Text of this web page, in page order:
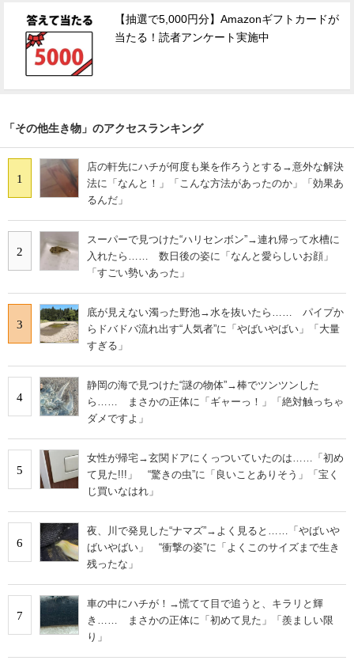
【抽選で5,000円分】Amazonギフトカードが
当たる！読者アンケート実施中
「その他生き物」のアクセスランキング
1
店の軒先にハチが何度も巣を作ろうとする→意外な解決
法に「なんと！」「こんな方法があったのか」「効果あ
るんだ」
2
スーパーで見つけた“ハリセンボン”→連れ帰って水槽に
入れたら…… 数日後の姿に「なんと愛らしいお顔」
「すごい勢いあった」
3
底が見えない濁った野池→水を抜いたら…… パイプか
らドバドバ流れ出す“人気者”に「やばいやばい」「大量
すぎる」
4
静岡の海で見つけた“謎の物体”→棒でツンツンした
ら…… まさかの正体に「ギャーっ！」「絶対触っちゃ
ダメですよ」
5
女性が帰宅→玄関ドアにくっついていたのは……「初め
て見た!!!」 “驚きの虫”に「良いことありそう」「宝く
じ買いなはれ」
6
夜、川で発見した“ナマズ”→よく見ると……「やばいや
ばいやばい」 “衝撃の姿”に「よくこのサイズまで生き
残ったな」
7
車の中にハチが！→慌てて目で追うと、キラリと輝
き…… まさかの正体に「初めて見た」「羨ましい限
り」